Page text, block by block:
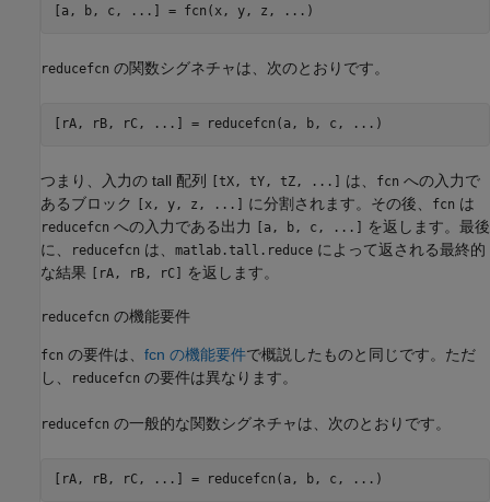
[a, b, c, ...] = fcn(x, y, z, ...)
reducefcn の関数シグネチャは、次のとおりです。
[rA, rB, rC, ...] = reducefcn(a, b, c, ...)
つまり、入力の tall 配列 [tX, tY, tZ, ...] は、 fcn への入力で
あるブロック
[x, y, z, ...] に分割されます。その後、 fcn は
reducefcn への入力である出力 [a, b, c, ...]
を返します。最後
に、
reducefcn は、 matlab.tall.reduce によって返される最終的
な結果
[rA, rB, rC] を返します。
reducefcn の機能要件
fcn の要件は、 fcn の機能要件で概説したものと同じです。ただ
し、
reducefcn の要件は異なります。
reducefcn の一般的な関数シグネチャは、次のとおりです。
[rA, rB, rC, ...] = reducefcn(a, b, c, ...)